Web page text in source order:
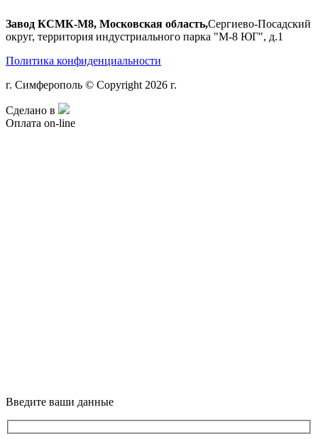
Завод КСМК-М8, Московская область,Сергиево-Посадский
округ, территория индустриального парка "М-8 ЮГ", д.1
Политика конфиденциальности
г. Симферополь © Copyright 2026 г.
Сделано в
Оплата on-line
Введите ваши данные